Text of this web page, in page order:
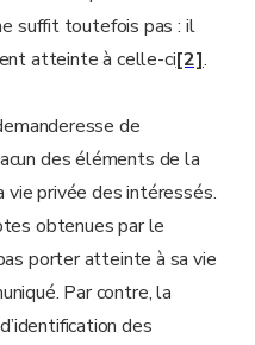
suffit toutefois pas : il
atteinte à celle-ci[2].
de
des éléments de la
privée des intéressés.
obtenues par le
porter atteinte à sa vie
Par contre, la
des